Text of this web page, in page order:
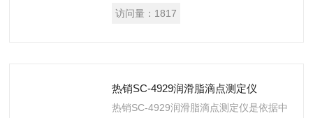
形精巧，易于操作，安全性能可靠。
访问量： 1817
热销SC-4929润滑脂滴点测定仪
热销SC-4929润滑脂滴点测定仪是依据中